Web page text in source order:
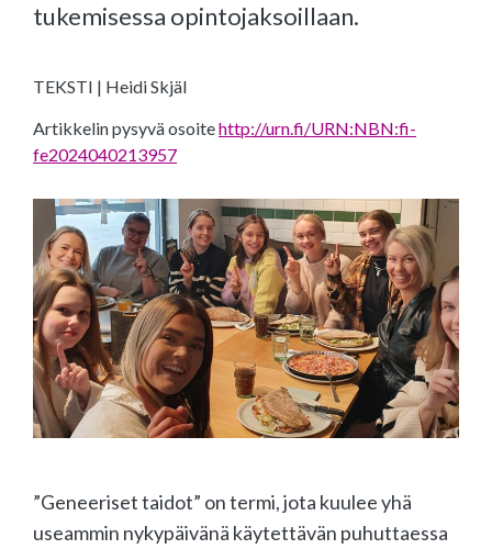
tukemisessa opintojaksoillaan.
TEKSTI | Heidi Skjäl
Artikkelin pysyvä osoitehttp://urn.fi/URN:NBN:fi-
fe2024040213957
”Geneeriset taidot” on termi, jota kuulee yhä
useammin nykypäivänä käytettävän puhuttaessa